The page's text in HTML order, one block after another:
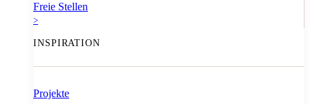
Freie Stellen
>
INSPIRATION
Projekte